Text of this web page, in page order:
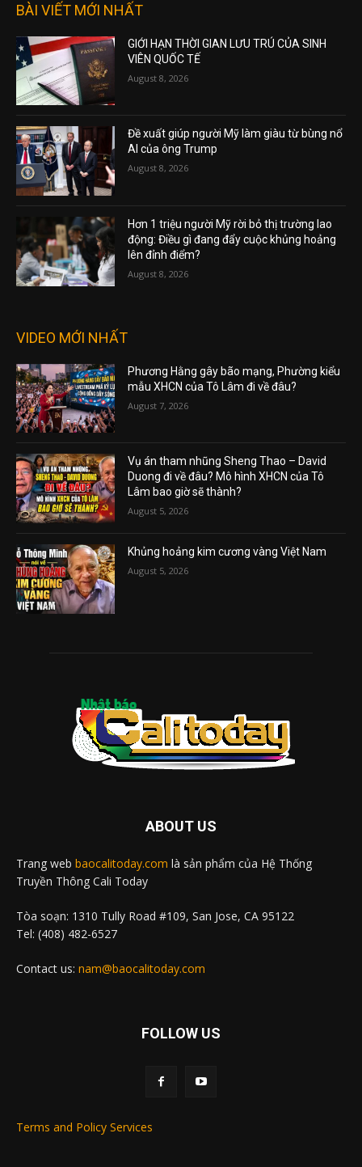
BÀI VIẾT MỚI NHẤT
GIỚI HẠN THỜI GIAN LƯU TRÚ CỦA SINH
VIÊN QUỐC TẾ
August 8, 2026
Đề xuất giúp người Mỹ làm giàu từ bùng nổ
AI của ông Trump
August 8, 2026
Hơn 1 triệu người Mỹ rời bỏ thị trường lao
động: Điều gì đang đẩy cuộc khủng hoảng
lên đỉnh điểm?
August 8, 2026
VIDEO MỚI NHẤT
Phương Hằng gây bão mạng, Phường kiểu
mẫu XHCN của Tô Lâm đi về đâu?
August 7, 2026
Vụ án tham nhũng Sheng Thao – David
Duong đi về đâu? Mô hình XHCN của Tô
Lâm bao giờ sẽ thành?
August 5, 2026
Khủng hoảng kim cương vàng Việt Nam
August 5, 2026
ABOUT US
Trang web baocalitoday.com là sản phẩm của Hệ Thống
Truyền Thông Cali Today
Tòa soạn: 1310 Tully Road #109, San Jose, CA 95122
Tel: (408) 482-6527
Contact us: nam@baocalitoday.com
FOLLOW US
Terms and Policy Services